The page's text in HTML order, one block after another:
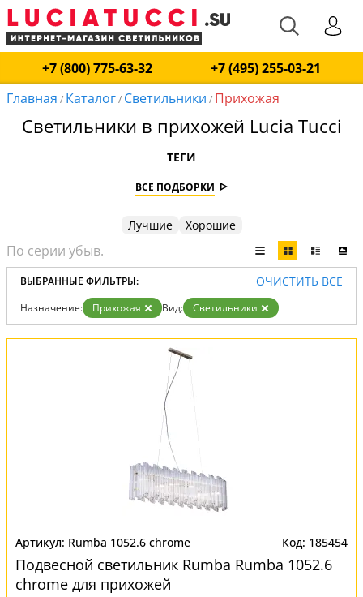
+7 (800) 775-63-32
+7 (495) 255-03-21
Главная / Каталог/ Светильники / Прихожая
Светильники в прихожей Lucia Tucci
ТЕГИ
ВСЕ ПОДБОРКИ
Лучшие Хорошие
ВЫБРАННЫЕ ФИЛЬТРЫ: ОЧИСТИТЬ ВСЕ
Назначение: Прихожая Вид: Светильники
Rumba 1052.6 chrome 185454
Подвесной светильник Rumba Rumba 1052.6
chrome для прихожей